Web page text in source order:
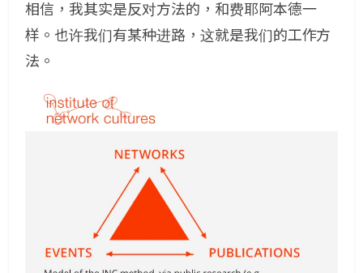
相信，我其实是反对方法的，和费耶阿本德一
样。也许我们有某种进路，这就是我们的工作方
法。